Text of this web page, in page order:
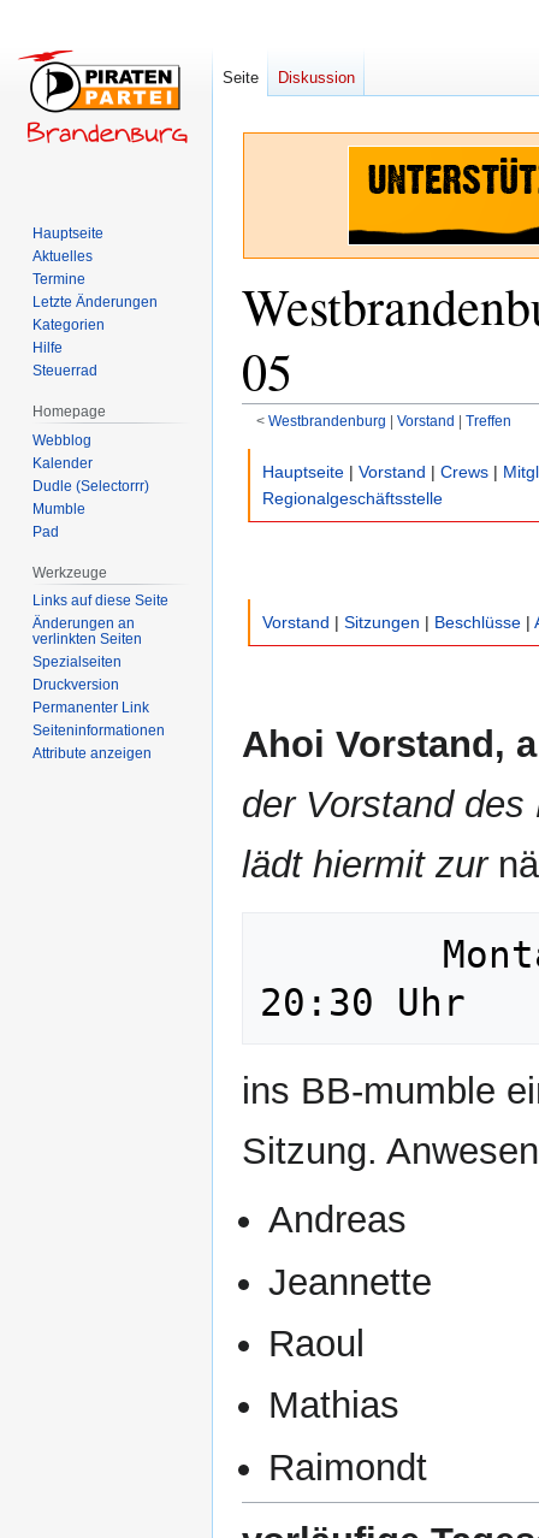
05
< Westbrandenburg ‎ | Vorstand ‎ | Treffen
Navigation
springen
springen
Hauptseite | Vorstand | Crews |
Regionalgeschäftsstelle
Vorstand | Sitzungen | Beschlüsse |
Ahoi Vorstand,
der Vorstand des
lädt hiermit zur
ins BB-mumble
Sitzung.
Andreas
Jeannette
Raoul
Mathias
Raimondt
Seite Diskussion
Hauptseite
Aktuelles
Termine
Letzte Änderungen
Kategorien
Hilfe
Steuerrad
Homepage
Webblog
Kalender
Dudle (Selectorrr)
Mumble
Pad
Werkzeuge
Links auf diese Seite
Änderungen an
verlinkten Seiten
Spezialseiten
Druckversion
Permanenter Link
Seiten­­informationen
Attribute anzeigen